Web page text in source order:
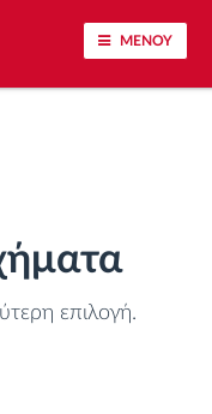
ΜΕΝΟΥ
επιλογή.